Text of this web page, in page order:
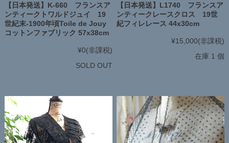
【日本発送】K-660 フランスア
ンティークトワルドジュイ 19
世紀末-1900年頃Toile de Jouy
コットンファブリック 57x38cm
¥0(非課税)
SOLD OUT
【日本発送】L1740 フランスア
ンティークレースクロス 19世
紀フィレレース 44x30cm
¥15,000(非課税)
在庫 1 個